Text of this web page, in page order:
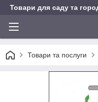
Товари для саду та
Товари та послуги